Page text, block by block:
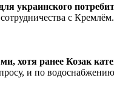
украинского
с Кремлём.
хотя ранее Козак
и по